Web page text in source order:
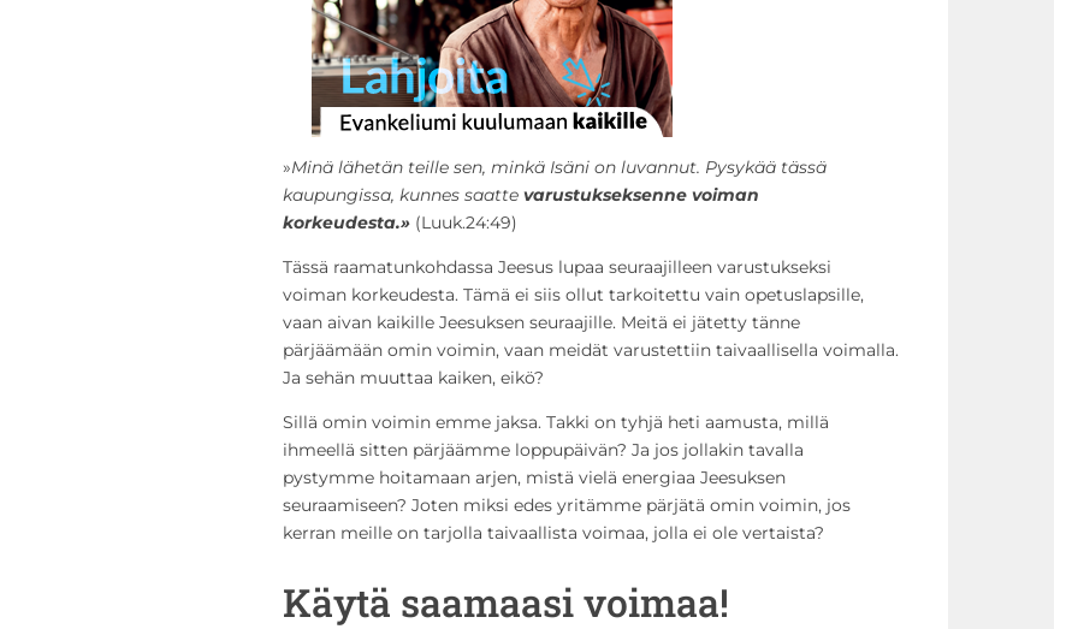
»Minä lähetän teille sen, minkä Isäni on luvannut. Pysykää tässä
kaupungissa, kunnes saatte varustukseksenne voiman
korkeudesta.» (Luuk.24:49)
Tässä raamatunkohdassa Jeesus lupaa seuraajilleen varustukseksi
voiman korkeudesta. Tämä ei siis ollut tarkoitettu vain opetuslapsille,
vaan aivan kaikille Jeesuksen seuraajille. Meitä ei jätetty tänne
pärjäämään omin voimin, vaan meidät varustettiin taivaallisella voimalla.
Ja sehän muuttaa kaiken, eikö?
Sillä omin voimin emme jaksa. Takki on tyhjä heti aamusta, millä
ihmeellä sitten pärjäämme loppupäivän? Ja jos jollakin tavalla
pystymme hoitamaan arjen, mistä vielä energiaa Jeesuksen
seuraamiseen? Joten miksi edes yritämme pärjätä omin voimin, jos
kerran meille on tarjolla taivaallista voimaa, jolla ei ole vertaista?
Käytä saamaasi voimaa!